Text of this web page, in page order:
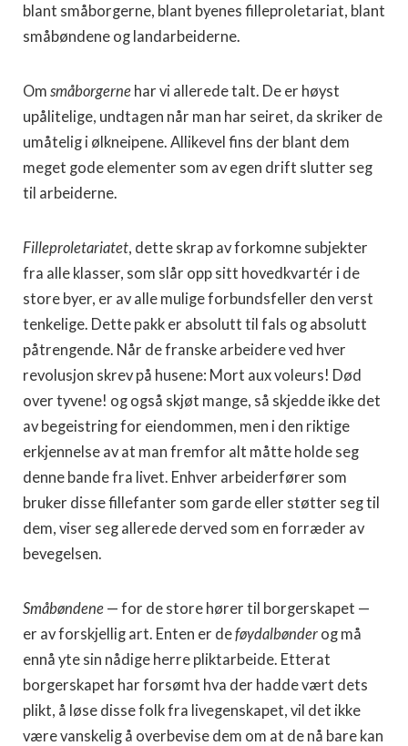
blant småborgerne, blant byenes filleproletariat, blant
småbøndene og landarbeiderne.
Om småborgerne har vi allerede talt. De er høyst
upålitelige, undtagen når man har seiret, da skriker de
umåtelig i ølkneipene. Allikevel fins der blant dem
meget gode elementer som av egen drift slutter seg
til arbeiderne.
Filleproletariatet, dette skrap av forkomne subjekter
fra alle klasser, som slår opp sitt hovedkvartér i de
store byer, er av alle mulige forbundsfeller den verst
tenkelige. Dette pakk er absolutt til fals og absolutt
påtrengende. Når de franske arbeidere ved hver
revolusjon skrev på husene: Mort aux voleurs! Død
over tyvene! og også skjøt mange, så skjedde ikke det
av begeistring for eiendommen, men i den riktige
erkjennelse av at man fremfor alt måtte holde seg
denne bande fra livet. Enhver arbeiderfører som
bruker disse fillefanter som garde eller støtter seg til
dem, viser seg allerede derved som en forræder av
bevegelsen.
Småbøndene — for de store hører til borgerskapet —
er av forskjellig art. Enten er deføydalbønder og må
ennå yte sin nådige herre pliktarbeide. Etterat
borgerskapet har forsømt hva der hadde vært dets
plikt, å løse disse folk fra livegenskapet, vil det ikke
være vanskelig å overbevise dem om at de nå bare kan